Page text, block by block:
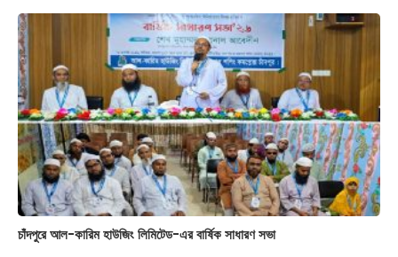
চাঁদপুরে আল-কারিম হাউজিং লিমিটেড-এর বার্ষিক সাধারণ সভা